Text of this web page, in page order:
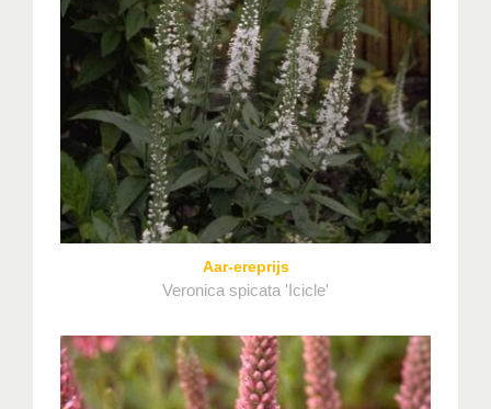
Aar-ereprijs
Veronica spicata 'Icicle'